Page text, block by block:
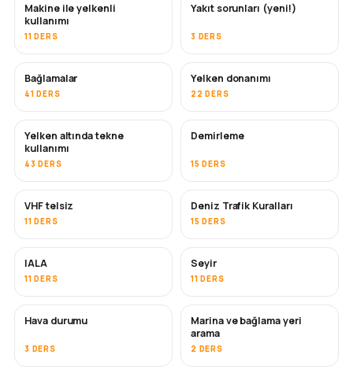
Makine ile yelkenli
kullanımı
11 DERS
Yakıt sorunları (yeni!)
3 DERS
Bağlamalar
41 DERS
Yelken donanımı
22 DERS
Yelken altında tekne
kullanımı
43 DERS
Demirleme
15 DERS
VHF telsiz
11 DERS
Deniz Trafik Kuralları
15 DERS
IALA
11 DERS
Seyir
11 DERS
Hava durumu
3 DERS
Marina ve bağlama yeri
arama
2 DERS